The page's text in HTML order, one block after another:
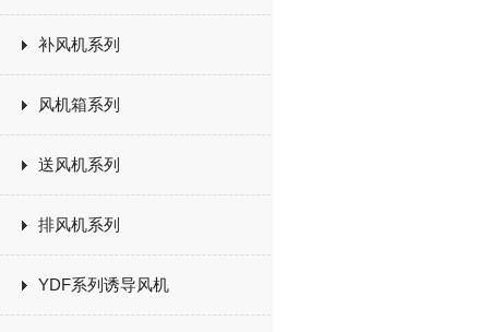
补风机系列
风机箱系列
送风机系列
排风机系列
YDF系列诱导风机